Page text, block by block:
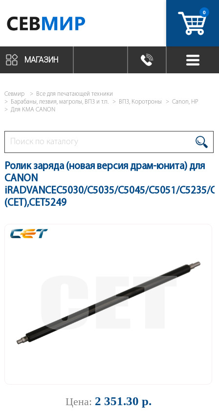
0
МАГАЗИН
Севмир
Все для печатающей техники
Барабаны, лезвия, магролы, ВПЗ и т.п.
ВПЗ, Коротроны
Canon, HP
Для КМА CANON
Ролик заряда (новая версия драм-юнита) для
CANON
iRADVANCEC5030/C5035/C5045/C5051/C5235/
(CET),CET5249
Цена: 2 351.30 р.